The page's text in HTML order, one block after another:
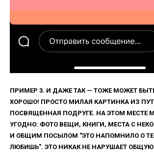
ПРИМЕР 3. И ДАЖЕ ТАК — ТОЖЕ МОЖЕТ
ХОРОШО! ПРОСТО МИЛАЯ КАРТИНКА ИЗ
ПОСВЯЩЕННАЯ ПОДРУГЕ. НА ЭТОМ МЕСТЕ
УГОДНО: ФОТО ВЕЩИ, КНИГИ, МЕСТА С
И ОБЩИМ ПОСЫЛОМ "ЭТО НАПОМНИЛО О
ЛЮБИШЬ". ЭТО НИКАК НЕ НАРУШАЕТ